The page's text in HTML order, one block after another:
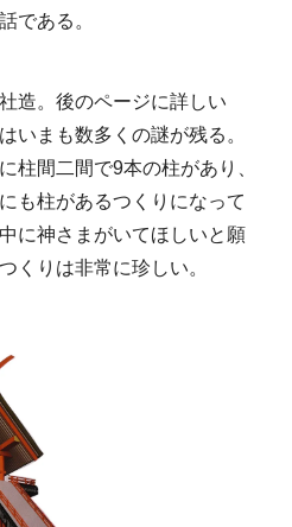
である。
造。後のページに詳しい
いまも数多くの謎が残る。
柱間二間で9本の柱があり、
も柱があるつくりになって
に神さまがいてほしいと願
くりは非常に珍しい。